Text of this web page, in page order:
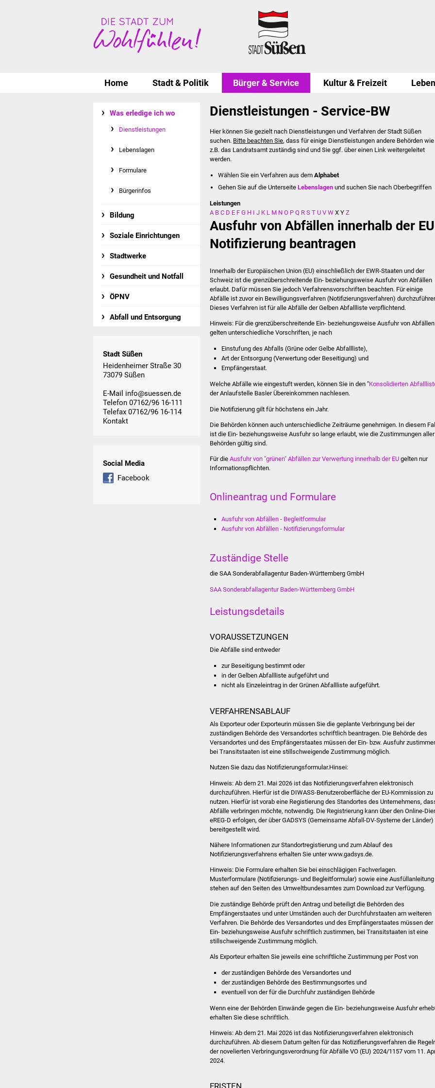
Home Stadt & Politik Bürger & Service Kultur & Freizeit
Was erledige ich wo
Dienstleistungen
Lebenslagen
Formulare
Bürgerinfos
Bildung
Soziale Einrichtungen
Stadtwerke
Gesundheit und Notfall
ÖPNV
Abfall und Entsorgung
Stadt Süßen
Heidenheimer Straße 30
73079 Süßen
E-Mail info@suessen.de
Telefon 07162/96 16-111
Telefax 07162/96 16-114
Kontakt
Social Media
Facebook
Dienstleistungen - Service-BW
Hier können Sie gezielt nach Dienstleistungen und Verfahren der Stadt Süßen
suchen. Bitte beachten Sie, dass für einige Dienstleistungen andere Behörden wie
z.B. das Landratsamt zuständig sind und Sie ggf. über einen Link weitergeleitet
werden.
Wählen Sie ein Verfahren aus dem Alphabet
Gehen Sie auf die UnterseiteLebenslagen und suchen Sie nach Oberbegriffen
Leistungen
A B C D E F G H I J K L M N O P Q R S T U V W X Y Z
Ausfuhr von Abfällen innerhalb der
Notifizierung beantragen
Innerhalb der Europäischen Union (EU) einschließlich der EWR-Staaten und der
Schweiz ist die grenzüberschreitende Ein- beziehungsweise Ausfuhr von Abfällen
erlaubt. Dafür müssen Sie jedoch Verfahrensvorschriften beachten. Für einige
Abfälle ist zuvor ein Bewilligungsverfahren (Notifizierungsverfahren)
Dieses Verfahren ist für alle Abfälle der Gelben Abfallliste verpflichtend.
Hinweis: Für die grenzüberschreitende Ein- beziehungsweise Ausfuhr von Abfällen
gelten unterschiedliche Vorschriften, je nach
Einstufung des Abfalls (Grüne oder Gelbe Abfallliste),
Art der Entsorgung (Verwertung oder Beseitigung) und
Empfängerstaat.
Welche Abfälle wie eingestuft werden, können Sie in den "Konsolidierten
der Anlaufstelle Basler Übereinkommen nachlesen.
Die Notifizierung gilt für höchstens ein Jahr.
Die Behörden können auch unterschiedliche Zeiträume genehmigen. In diesem Fall
ist die Ein- beziehungsweise Ausfuhr so lange erlaubt, wie die Zustimmungen aller
Behörden gültig sind.
Für die Ausfuhr von "grünen" Abfällen zur Verwertung innerhalb der EU gelten nur
Informationspflichten.
Onlineantrag und Formulare
Ausfuhr von Abfällen - Begleitformular
Ausfuhr von Abfällen - Notifizierungsformular
Zuständige Stelle
die SAA Sonderabfallagentur Baden-Württemberg GmbH
SAA Sonderabfallagentur Baden-Württemberg GmbH
Leistungsdetails
VORAUSSETZUNGEN
Die Abfälle sind entweder
zur Beseitigung bestimmt oder
in der Gelben Abfallliste aufgeführt und
nicht als Einzeleintrag in der Grünen Abfallliste aufgeführt.
VERFAHRENSABLAUF
Als Exporteur oder Exporteurin müssen Sie die geplante Verbringung bei der
zuständigen Behörde des Versandortes schriftlich beantragen. Die Behörde des
Versandortes und des Empfängerstaates müssen der Ein- bzw. Ausfuhr
bei Transitstaaten ist eine stillschweigende Zustimmung möglich.
Nutzen Sie dazu das Notifizierungsformular.Hinsei:
Hinweis: Ab dem 21. Mai 2026 ist das Notifizierungsverfahren elektronisch
durchzuführen. Hierfür ist die DIWASS-Benutzeroberfläche der EU-Kommission zu
nutzen. Hierfür ist vorab eine Registierung des Standortes des Unternehmens,
Abfälle verbringen möchte, notwendig. Die Registrierung kann über den Online-
eREG-D erfolgen, der über GADSYS (Gemeinsame Abfall-DV-Systeme der Länder)
bereitgestellt wird.
Nähere Informationen zur Standortregistierung und zum Ablauf des
Notifizierungsverfahrens erhalten Sie unter www.gadsys.de.
Hinweis: Die Formulare erhalten Sie bei einschlägigen Fachverlagen.
Musterformulare (Notifizierungs- und Begleitformular) sowie eine Ausfüllanleitung
stehen auf den Seiten des Umweltbundesamtes zum Download zur Verfügung.
Die zuständige Behörde prüft den Antrag und beteiligt die Behörden des
Empfängerstaates und unter Umständen auch der Durchfuhrstaaten am weiteren
Verfahren. Die Behörde des Versandortes und des Empfängerstaates müssen der
Ein- beziehungsweise Ausfuhr schriftlich zustimmen, bei Transitstaaten ist eine
stillschweigende Zustimmung möglich.
Als Exporteur erhalten Sie jeweils eine schriftliche Zustimmung per Post von
der zuständigen Behörde des Versandortes und
der zuständigen Behörde des Bestimmungsortes und
eventuell von der für die Durchfuhr zuständigen Behörde
Wenn eine der Behörden Einwände gegen die Ein- beziehungsweise Ausfuhr
erhalten Sie diese schriftlich.
Hinweis: Ab dem 21. Mai 2026 ist das Notifizierungsverfahren elektronisch
durchzuführen. Ab diesem Datum gelten für das Notizifierungsverfahren die
der novelierten Verbringungsverordnung für Abfälle VO (EU) 2024/1157 vom 11.
2024.